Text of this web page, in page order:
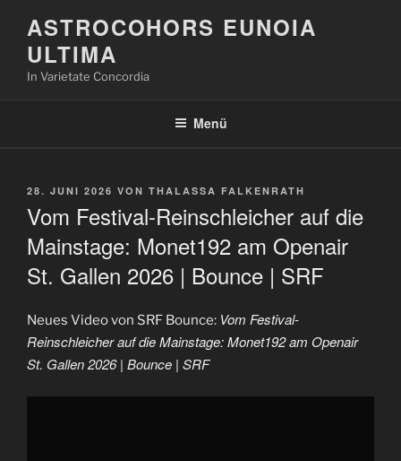
InhaltASTROCOHORS EUNOIA
ULTIMA
In Varietate Concordia
Menü
VERÖFFENTLICHT
28. JUNI 2026 VON THALASSA FALKENRATH
Vom Festival-Reinschleicher auf die
Mainstage: Monet192 am Openair
St. Gallen 2026 | Bounce | SRF
Neues Video von SRF Bounce: Vom Festival-
Reinschleicher auf die Mainstage: Monet192 am Openair
St. Gallen 2026 | Bounce | SRF
„Vom